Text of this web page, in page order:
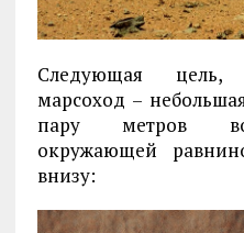
Следующая цель,
марсоход –
пару метров
окружающей
внизу: